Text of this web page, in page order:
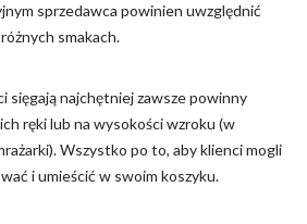
sprzedawca powinien uwzględnić
smakach.
sięgają najchętniej zawsze powinny
ręki lub na wysokości wzroku (w
Wszystko po to, aby klienci mogli
i umieścić w swoim koszyku.